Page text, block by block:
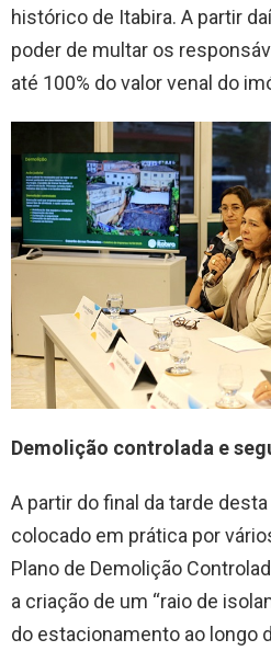
histórico de Itabira. A partir
poder de multar os
até 100% do valor venal do
Demolição controlada e
A partir do final da tarde
colocado em prática por
Plano de Demolição
a criação de um “raio de
do estacionamento ao longo